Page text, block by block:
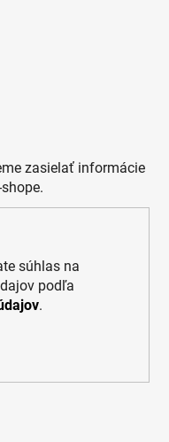
zasielať informácie
súhlas na
podľa
.